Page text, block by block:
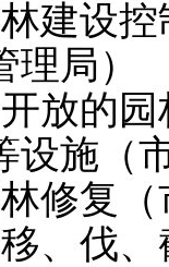
设控
理局）
的园
设施（
修复（
伐、